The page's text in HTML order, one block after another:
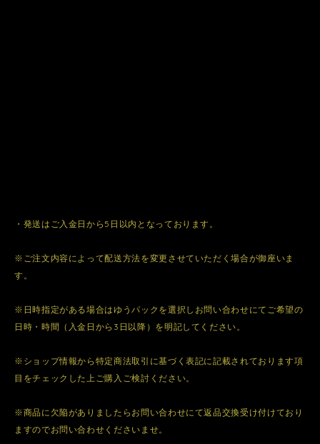
・発送はご入金日から5日以内となっております。
※ご注文内容によって配送方法を変更させていただく場合が御座いま
す。
※日時指定がある場合はゆうパックを選択しお問い合わせにてご希望の
日時・時間（入金日から3日以降）を明記してください。
※ショップ情報から特定商法取引に基づく表記に記載されております項
目をチェックした上ご購入ご検討ください。
※商品に欠陥がありましたらお問い合わせにて返品交換受け付けており
ますのでお問い合わせくださいませ。